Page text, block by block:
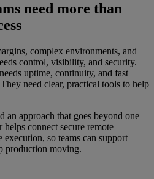
need more than
complex environments, and
control, visibility, and security.
uptime, continuity, and fast
need clear, practical tools to help
an approach that goes beyond one
helps connect secure remote
so teams can support
production moving.